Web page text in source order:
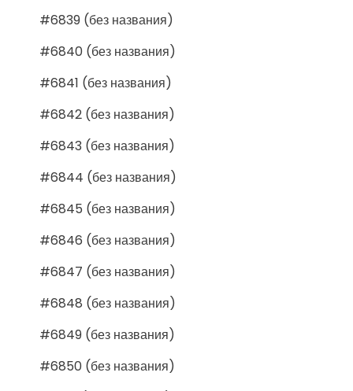
#6839 (без названия)
#6840 (без названия)
#6841 (без названия)
#6842 (без названия)
#6843 (без названия)
#6844 (без названия)
#6845 (без названия)
#6846 (без названия)
#6847 (без названия)
#6848 (без названия)
#6849 (без названия)
#6850 (без названия)